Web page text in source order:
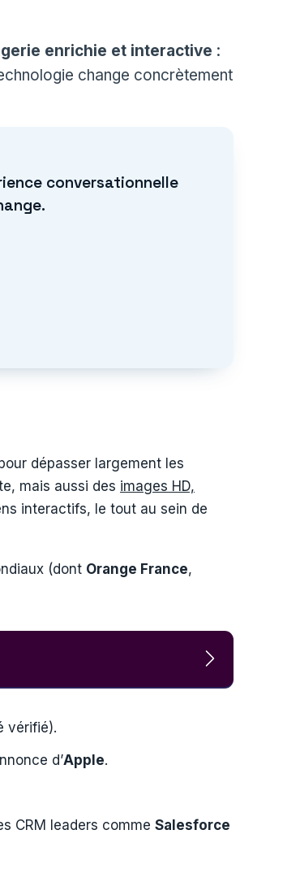
enrichie et interactive :
change concrètement
conversationnelle
dépasser largement les
mais aussi des images HD,
interactifs, le tout au sein de
(dont Orange France,
vérifié).
d’Apple.
CRM leaders comme Salesforce